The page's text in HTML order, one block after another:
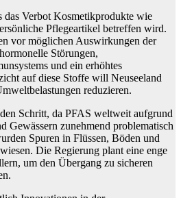
das Verbot Kosmetikprodukte wie
Pflegeartikel betreffen wird.
vor möglichen Auswirkungen der
Störungen,
und ein erhöhtes
auf diese Stoffe will Neuseeland
reduzieren.
Schritt, da PFAS weltweit aufgrund
Gewässern zunehmend problematisch
Spuren in Flüssen, Böden und
Die Regierung plant eine enge
um den Übergang zu sicheren